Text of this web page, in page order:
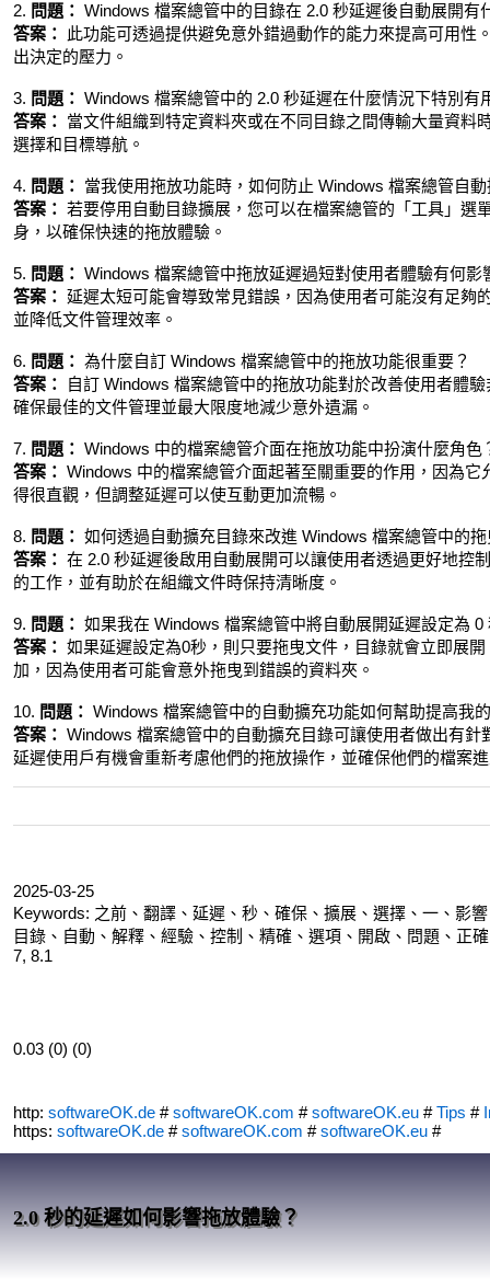
2. 問題： Windows 檔案總管中的目錄在 2.0 秒延遲後自動展開有
答案： 此功能可透過提供避免意外錯過動作的能力來提高可用性
出決定的壓力。
3. 問題： Windows 檔案總管中的 2.0 秒延遲在什麼情況下特別有
答案： 當文件組織到特定資料夾或在不同目錄之間傳輸大量資料
選擇和目標導航。
4. 問題： 當我使用拖放功能時，如何防止 Windows 檔案總管自
答案： 若要停用自動目錄擴展，您可以在檔案總管的「工具」選
身，以確保快速的拖放體驗。
5. 問題： Windows 檔案總管中拖放延遲過短對使用者體驗有何影
答案： 延遲太短可能會導致常見錯誤，因為使用者可能沒有足夠
並降低文件管理效率。
6. 問題： 為什麼自訂 Windows 檔案總管中的拖放功能很重要？
答案：
自訂 Windows 檔案總管中的拖放功能對於改善使用者體
確保最佳的文件管理並最大限度地減少意外遺漏。
7. 問題： Windows 中的檔案總管介面在拖放功能中扮演什麼角色
答案： Windows 中的檔案總管介面起著至關重要的作用，因為
得很直觀，但調整延遲可以使互動更加流暢。
8. 問題： 如何透過自動擴充目錄來改進 Windows 檔案總管中的
答案： 在 2.0 秒延遲後啟用自動展開可以讓使用者透過更好地控
的工作，並有助於在組織文件時保持清晰度。
9. 問題： 如果我在 Windows 檔案總管中將自動展開延遲設定為
答案： 如果延遲設定為0秒，則只要拖曳文件，目錄就會立即展
加，因為使用者可能會意外拖曳到錯誤的資料夾。
10. 問題： Windows 檔案總管中的自動擴充功能如何幫助提高我
答案： Windows 檔案總管中的自動擴充目錄可讓使用者做出有
延遲使用戶有機會重新考慮他們的拖放操作，並確保他們的檔案
2025-03-25
Keywords: 之前、翻譯、延遲、秒、確保、擴展、選擇、一、影
目錄、自動、解釋、經驗、控制、精確、選項、開啟、問題、正
7, 8.1
0.03 (0) (0)
http: softwareOK.de #softwareOK.com #softwareOK.eu #Tips #
https: softwareOK.de #softwareOK.com #softwareOK.eu #
2.0 秒的延遲如何影響拖放體驗？